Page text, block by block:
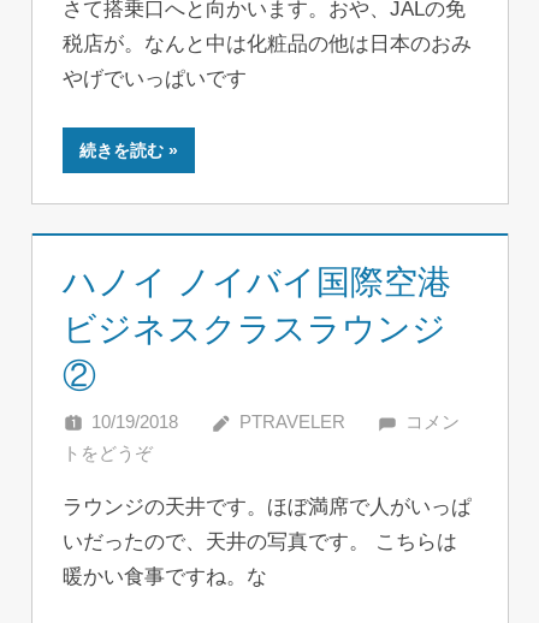
さて搭乗口へと向かいます。おや、JALの免
税店が。なんと中は化粧品の他は日本のおみ
やげでいっぱいです
続きを読む
ハノイ ノイバイ国際空港
ビジネスクラスラウンジ
②
10/19/2018 PTRAVELER
コメン
トをどうぞ
ラウンジの天井です。ほぼ満席で人がいっぱ
いだったので、天井の写真です。 こちらは
暖かい食事ですね。な